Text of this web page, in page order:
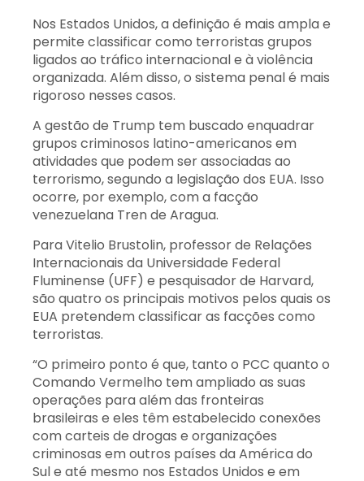
Nos Estados Unidos, a definição é mais ampla e
permite classificar como terroristas grupos
ligados ao tráfico internacional e à violência
organizada. Além disso, o sistema penal é mais
rigoroso nesses casos.
A gestão de Trump tem buscado enquadrar
grupos criminosos latino-americanos em
atividades que podem ser associadas ao
terrorismo, segundo a legislação dos EUA. Isso
ocorre, por exemplo, com a facção
venezuelana Tren de Aragua.
Para Vitelio Brustolin, professor de Relações
Internacionais da Universidade Federal
Fluminense (UFF) e pesquisador de Harvard,
são quatro os principais motivos pelos quais os
EUA pretendem classificar as facções como
terroristas.
“O primeiro ponto é que, tanto o PCC quanto o
Comando Vermelho tem ampliado as suas
operações para além das fronteiras
brasileiras e eles têm estabelecido conexões
com carteis de drogas e organizações
criminosas em outros países da América do
Sul e até mesmo nos Estados Unidos e em